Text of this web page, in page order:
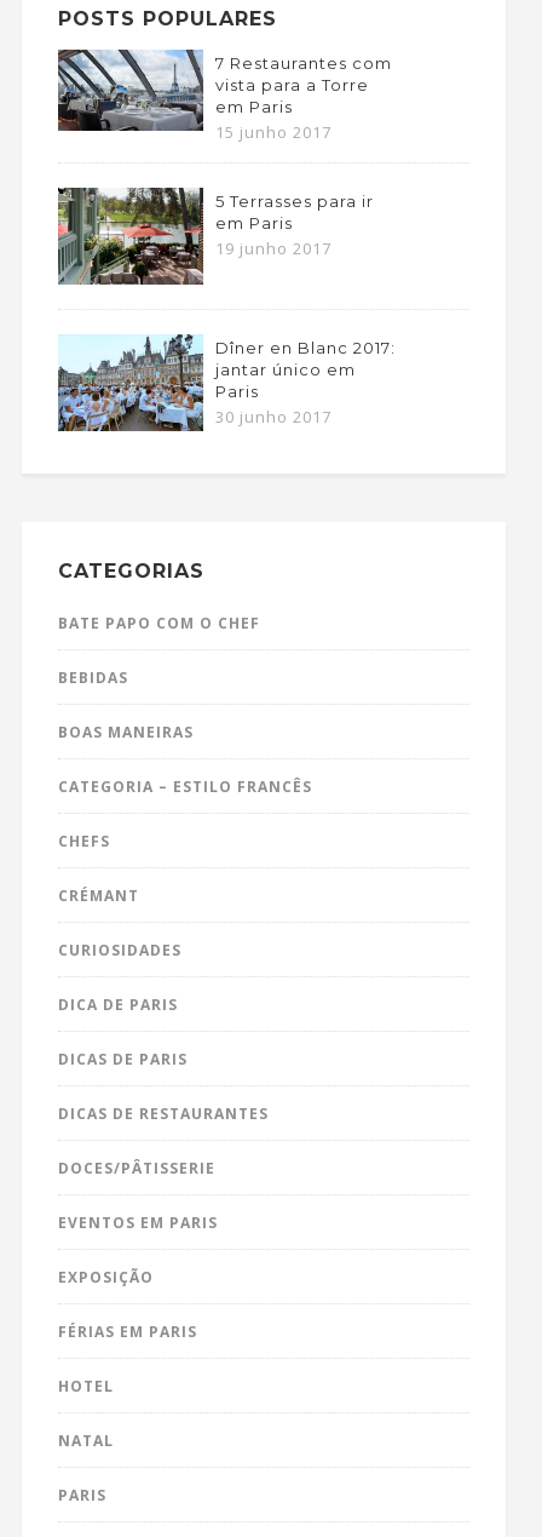
POSTS POPULARES
7 Restaurantes com
vista para a Torre
em Paris
15 junho 2017
5 Terrasses para ir
em Paris
19 junho 2017
Dîner en Blanc 2017:
jantar único em
Paris
30 junho 2017
CATEGORIAS
BATE PAPO COM O CHEF
BEBIDAS
BOAS MANEIRAS
CATEGORIA – ESTILO FRANCÊS
CHEFS
CRÉMANT
CURIOSIDADES
DICA DE PARIS
DICAS DE PARIS
DICAS DE RESTAURANTES
DOCES/PÂTISSERIE
EVENTOS EM PARIS
EXPOSIÇÃO
FÉRIAS EM PARIS
HOTEL
NATAL
PARIS